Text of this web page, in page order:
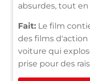
absurdes, tout
Fait: Le film
des films d'action
voiture qui
prise pour des